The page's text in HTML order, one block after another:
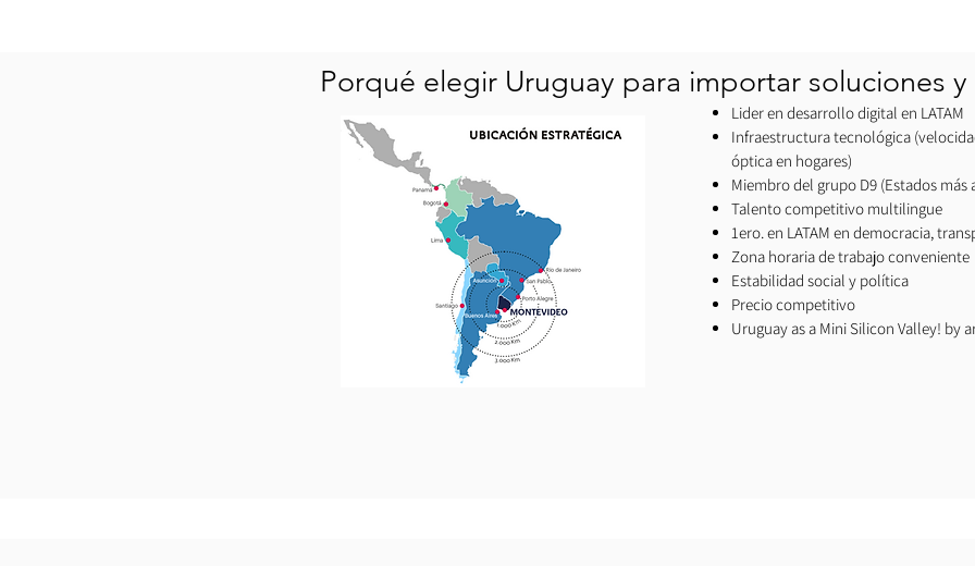
Porqué elegir Uruguay para importar soluciones y
Lider en desarrollo digital en LATAM
Infraestructura tecnológica
óptica en hogares)
Miembro del grupo D9 (Estados
Talento competitivo multilingue
1ero. en LATAM en democracia,
Zona horaria de trabajo conveniente
Estabilidad social y política
Precio competitivo
Uruguay as a Mini Silicon Valley! by